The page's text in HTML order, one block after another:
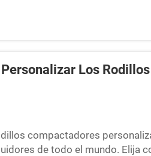
Los
compactadores
de todo el mundo. Elija